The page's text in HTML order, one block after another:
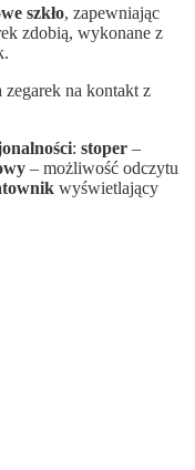
szkło, zapewniając
zdobią, wykonane z
zegarek na kontakt z
: stoper –
– możliwość odczytu
wyświetlający